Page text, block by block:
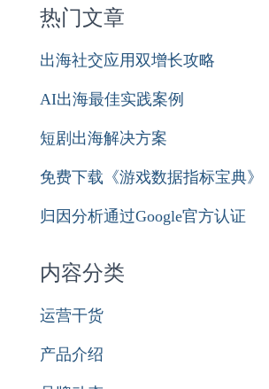
热门文章
出海社交应用双增长攻略
AI出海最佳实践案例
短剧出海解决方案
免费下载《游戏数据指标宝典》
归因分析通过Google官方认证
内容分类
运营干货
产品介绍